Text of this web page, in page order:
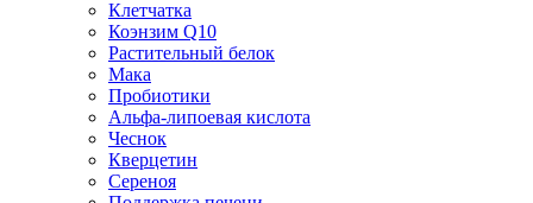
Клетчатка
Коэнзим Q10
Растительный белок
Мака
Пробиотики
Альфа-липоевая кислота
Чеснок
Кверцетин
Сереноя